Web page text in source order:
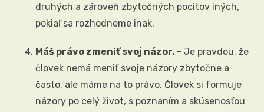
druhých a zároveň zbytočných pocitov iných,
pokiaľ sa rozhodneme inak.
Máš právo zmeniť svoj názor. – Je pravdou, že
človek nemá meniť svoje názory zbytočne a
často, ale máme na to právo. Človek si formuje
názory po celý život, s poznaním a skúsenosťou